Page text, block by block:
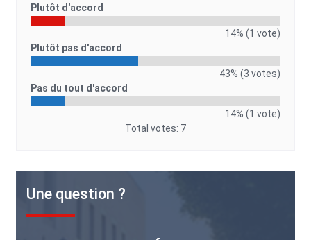
Plutôt d'accord
14% (1 vote)
Plutôt pas d'accord
43% (3 votes)
Pas du tout d'accord
14% (1 vote)
Total votes: 7
Une question ?